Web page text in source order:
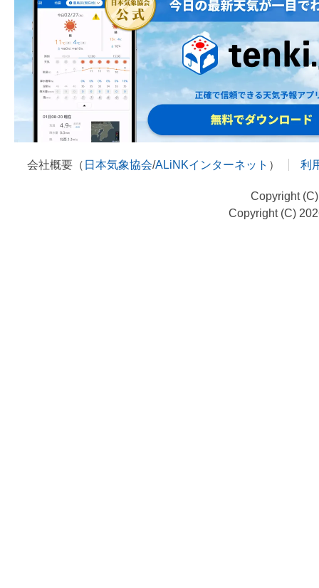
会社概要（ 日本気象協会/ALiNKインターネット ） 利
Copyright
Copyright (C)